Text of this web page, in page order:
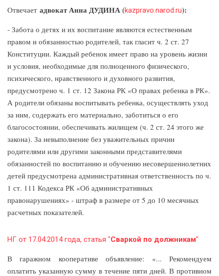
Отвечает адвокат Анна ДУДИНА (kazpravo.narod.ru):
- Забота о детях и их воспитание являются естественным
правом и обязанностью родителей, так гласит ч. 2 ст. 27
Конституции. Каждый ребенок имеет право на уровень жизни
и условия, необходимые для полноценного физического,
психического, нравственного и духовного развития,
предусмотрено ч. 1 ст. 12 Закона РК «О правах ребенка в РК».
А родители обязаны воспитывать ребенка, осуществлять уход
за ним, содержать его материально, заботиться о его
благосостоянии, обеспечивать жилищем (ч. 2 ст. 24 этого же
закона). За невыполнение без уважительных причин
родителями или другими законными представителями
обязанностей по воспитанию и обучению несовершеннолетних
детей предусмотрена административная ответственность по ч.
1 ст. 111 Кодекса РК «Об административных
правонарушениях» - штраф в размере от 5 до 10 месячных
расчетных показателей.
НГ от 17.04.2014 года, статья "Сваркой по должникам"
В гаражном кооперативе объявление: «... Рекомендуем
оплатить указанную сумму в течение пяти дней. В противном